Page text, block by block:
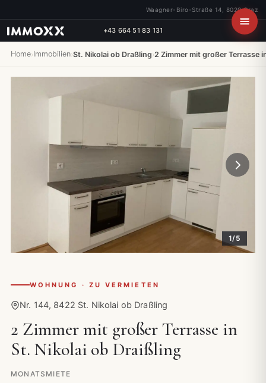
Waagner-Biro-Straße 14, 8020 Graz
+43 664 51 83 131
Home›Immobilien›St. Nikolai ob Draßling›2 Zimmer mit großer Terrasse
1/5
WOHNUNG · ZU VERMIETEN
Nr. 144, 8422 St. Nikolai ob Draßling
2 Zimmer mit großer Terrasse in
St. Nikolai ob Draißling
MONATSMIETE